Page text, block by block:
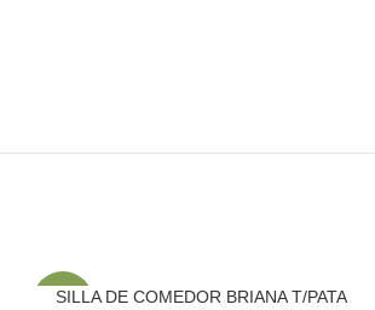
-21%
SILLA DE COMEDOR BRIANA T/PATA